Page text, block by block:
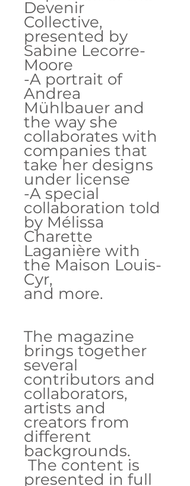
Devenir
Collective,
presented by
Sabine Lecorre-
Moore
-A portrait of
Andrea
Mühlbauer and
the way she
collaborates with
companies that
take her designs
under license
-A special
collaboration told
by Mélissa
Charette
Laganière with
the Maison Louis-
Cyr,
and more.
The magazine
brings together
several
contributors and
collaborators,
artists and
creators from
different
backgrounds.
The content is
presented in full